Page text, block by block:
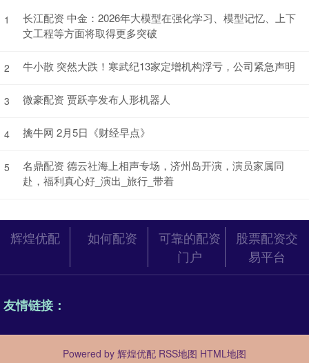
1
长江配资 中金：2026年大模型在强化学习、模型记忆、上下
文工程等方面将取得更多突破
2 牛小散 突然大跌！寒武纪13家定增机构浮亏，公司紧急声明
3 微豪配资 贾跃亭发布人形机器人
4 擒牛网 2月5日《财经早点》
5
名鼎配资 德云社海上相声专场，济州岛开演，演员家属同
赴，福利真心好_演出_旅行_带着
辉煌优配 如何配资
可靠的配资
门户
股票配资交
易平台
友情链接：
Powered by 辉煌优配 RSS地图 HTML地图